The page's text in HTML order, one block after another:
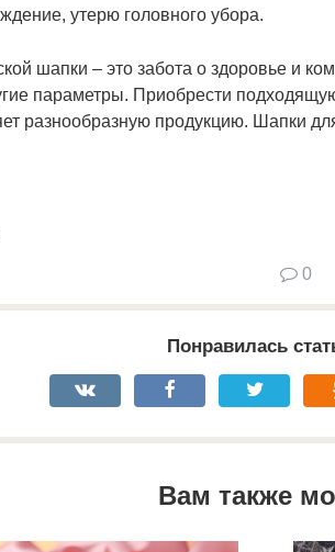
утерю головного убора.
шапки – это забота о здоровье и
параметры. Приобрести
разнообразную продукцию. Шапки
0
Понравилась
Вам также